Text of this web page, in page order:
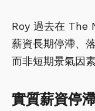
Roy 過去在 The
薪資長期停滯、
而非短期景氣因素
實質薪資停